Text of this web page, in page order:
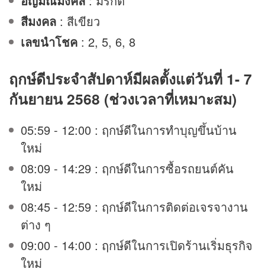
สีมงคล : สีเขียว
เลขนำโชค : 2, 5, 6, 8
ฤกษ์ดีประจำสัปดาห์มีผลตั้งแต่วันที่ 1- 7
กันยายน 2568 (ช่วงเวลาที่เหมาะสม)
05:59 - 12:00 : ฤกษ์ดีในการทำบุญขึ้นบ้าน
ใหม่
08:09 - 14:29 : ฤกษ์ดีในการซื้อรถยนต์คัน
ใหม่
08:45 - 12:59 : ฤกษ์ดีในการติดต่อเจรจางาน
ต่าง ๆ
09:00 - 14:00 : ฤกษ์ดีในการเปิดร้านเริ่มธุรกิจ
ใหม่